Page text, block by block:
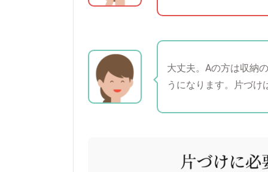
大丈夫。 Aの方は収納
うになります。
片づけ